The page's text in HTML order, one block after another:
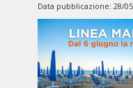
Data pubblicazione: 28/